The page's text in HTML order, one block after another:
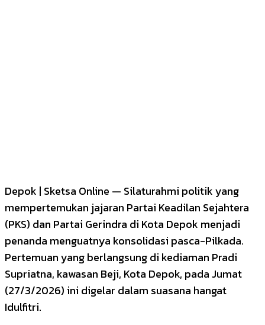
Depok | Sketsa Online — Silaturahmi politik yang
mempertemukan jajaran Partai Keadilan Sejahtera
(PKS) dan Partai Gerindra di Kota Depok menjadi
penanda menguatnya konsolidasi pasca-Pilkada.
Pertemuan yang berlangsung di kediaman Pradi
Supriatna, kawasan Beji, Kota Depok, pada Jumat
(27/3/2026) ini digelar dalam suasana hangat
Idulfitri.